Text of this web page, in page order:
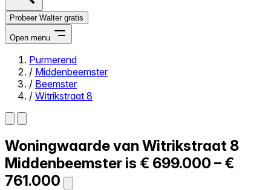
Probeer Walter gratis
Open menu
Close menu
Zelf kopen
Alles-in-één
Reviews
Prijzen
Purmerend
/ Middenbeemster
/ Beemster
/ Witrikstraat 8
Woningwaarde van Witrikstraat 8
Middenbeemster is € 699.000 – €
761.000